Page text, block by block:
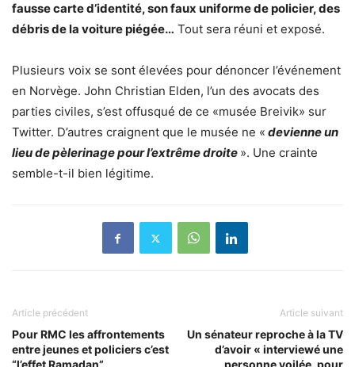
fausse carte d’identité, son faux uniforme de policier, des
débris de la voiture piégée… Tout sera réuni et exposé.
Plusieurs voix se sont élevées pour dénoncer l’événement
en Norvège. John Christian Elden, l’un des avocats des
parties civiles, s’est offusqué de ce «musée Breivik» sur
Twitter. D’autres craignent que le musée ne « devienne un
lieu de pèlerinage pour l’extrême droite ». Une crainte
semble-t-il bien légitime.
Article précédent
Pour RMC les affrontements
entre jeunes et policiers c’est
Article suivant
Un sénateur reproche à la TV
d’avoir « interviewé une